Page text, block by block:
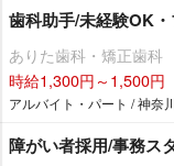
歯科助手/未経験OK
ありた歯科・矯正歯科
時給1,300円～1,500円
アルバイト・パート / 神奈
障がい者採用/事務ス